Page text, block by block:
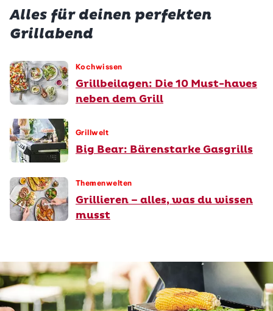
Alles für deinen perfekten
Grillabend
Kochwissen
Grillbeilagen: Die 10 Must-haves
neben dem Grill
Grillwelt
Big Bear: Bärenstarke Gasgrills
Themenwelten
Grillieren – alles, was du wissen
musst